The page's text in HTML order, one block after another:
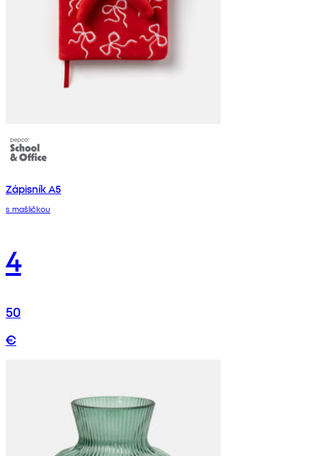
Zápisník A5
s mašličkou
4
50
€